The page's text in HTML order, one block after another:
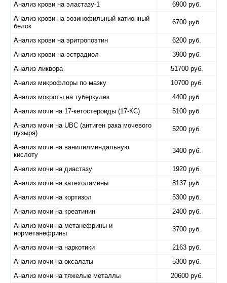
Анализ крови на эластазу-1
6900 руб.
Анализ крови на эозинофильный катионный
белок
6700 руб.
Анализ крови на эритропоэтин
6200 руб.
Анализ крови на эстрадиол
3900 руб.
Анализ ликвора
51700 руб.
Анализ микрофлоры по мазку
10700 руб.
Анализ мокроты на туберкулез
4400 руб.
Анализ мочи на 17-кетостероиды (17-КС)
5100 руб.
Анализ мочи на UBC (антиген рака мочевого
пузыря)
5200 руб.
Анализ мочи на ванилилминдальную
кислоту
3400 руб.
Анализ мочи на диастазу
1920 руб.
Анализ мочи на катехоламины
8137 руб.
Анализ мочи на кортизол
5300 руб.
Анализ мочи на креатинин
2400 руб.
Анализ мочи на метанефрины и
норметанефрины
3700 руб.
Анализ мочи на наркотики
2163 руб.
Анализ мочи на оксалаты
5300 руб.
Анализ мочи на тяжелые металлы
20600 руб.